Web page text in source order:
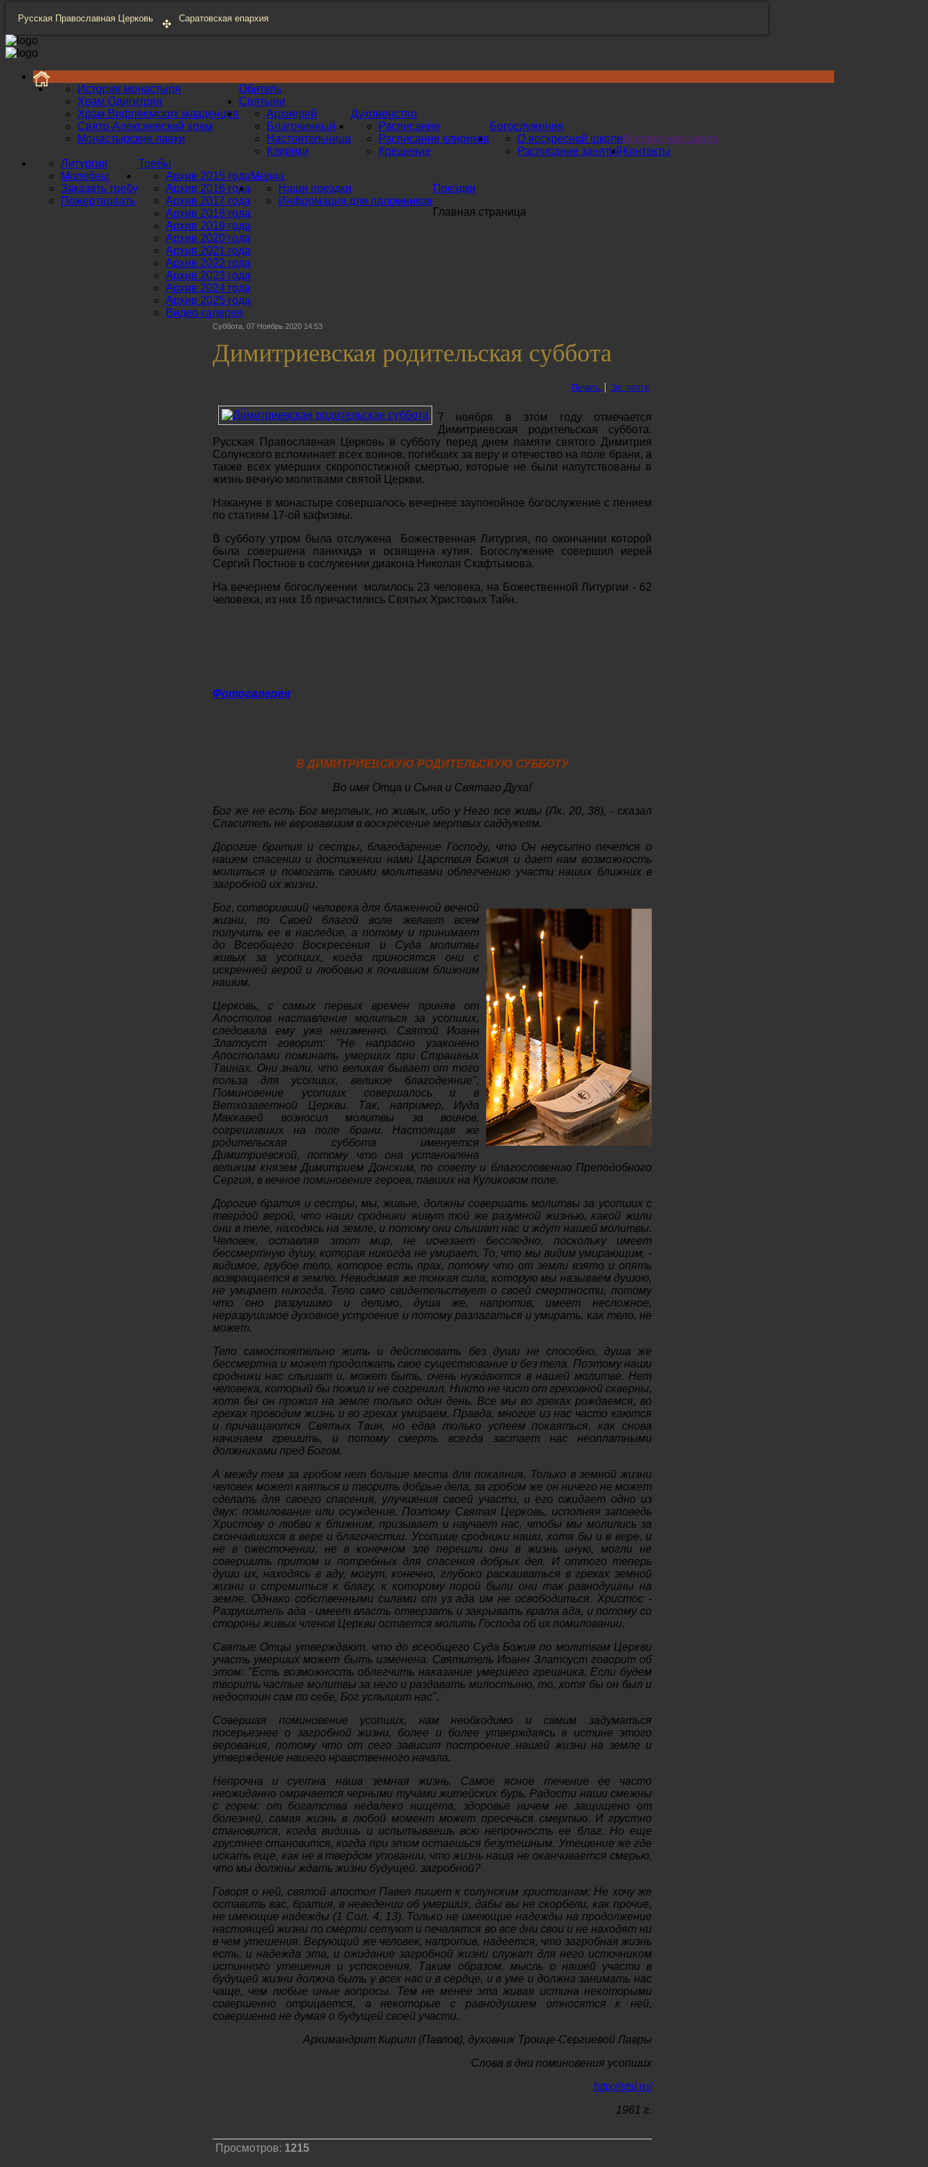
Русская Православная Церковь Саратовская епархия
Обитель
История монастыря
Храм Одигитрия
Храм Вифлеемских младенцев
Свято-Алексиевский храм
Монастырские лавки
Святыни
Духовенство
Архиерей
Благочинный
Настоятельница
Клирики
Богослужения
Расписание
Расписание клириков
Крещение
Воскресная школа
О воскресной школе
Расписание занятий Контакты
Требы
Литургия
Молебны
Заказать требу
Пожертвовать
Медиа
Архив 2015 года
Архив 2016 года
Архив 2017 года
Архив 2018 года
Архив 2019 года
Архив 2020 года
Архив 2021 года
Архив 2022 года
Архив 2023 года
Архив 2024 года
Архив 2025 года
Видео-галерея
Поездки
Наши поездки
Информация для паломников
Главная страница
Суббота, 07 Ноябрь 2020 14:53
Димитриевская родительская суббота
Печать Эл. почта
7 ноября в этом году отмечается
Димитриевская родительская суббота.
Русская Православная Церковь в субботу перед днем памяти святого Димитрия
Солунского вспоминает всех воинов, погибших за веру и отечество на поле брани, а
также всех умерших скоропостижной смертью, которые не были напутствованы в
жизнь вечную молитвами святой Церкви.
Накануне в монастыре совершалось вечернее заупокойное богослужение с пением
по статиям 17-ой кафизмы.
В субботу утром была отслужена
Божественная Литургия, по окончании которой
была совершена панихида и освящена кутия. Богослужение совершил иерей
Сергий Постнов в сослужении диакона Николая Скафтымова.
На вечернем богослужении молилось 23 человека, на Божественной Литургии - 62
человека, из них 16 причастились Святых Христовых Тайн.
Фотогалерея
В ДИМИТРИЕВСКУЮ РОДИТЕЛЬСКУЮ СУББОТУ
Во имя Отца и Сына и Святаго Духа!
Бог же не есть Бог мертвых, но живых, ибо у Него все живы (Лк. 20, 38), - сказал
Спаситель не веровавшим в воскресение мертвых саддукеям.
Дорогие братия и сестры, благодарение Господу, что Он неусыпно печется о
нашем спасении и достижении нами Царствия Божия и дает нам возможность
молиться и помогать своими молитвами облегчению участи наших ближних в
загробной их жизни.
Бог, сотворивший человека для блаженной вечной
жизни, по Своей благой воле желает всем
получить ее в наследие, а потому и принимает
до Всеобщего Воскресения и Суда молитвы
живых за усопших, когда приносятся они с
искренней верой и любовью к почившим ближним
нашим.
Церковь, с самых первых времен приняв от
Апостолов наставление молиться за усопших,
следовала ему уже неизменно. Святой Иоанн
Златоуст говорит: "Не напрасно узаконено
Апостолами поминать умерших при Страшных
Таинах. Они знали, что великая бывает от того
польза для усопших, великое благодеяние".
Поминовение усопших совершалось и в
Ветхозаветной Церкви. Так, например, Иуда
Маккавей возносил молитвы за воинов,
согрешивших на поле брани. Настоящая же
родительская суббота именуется
Димитриевской, потому что она установлена
великим князем Димитрием Донским, по совету и благословению Преподобного
Сергия, в вечное поминовение героев, павших на Куликовом поле.
Дорогие братия и сестры, мы, живые, должны совершать молитвы за усопших с
твердой верой, что наши сродники живут той же разумной жизнью, какой жили
они в теле, находясь на земле, и потому они слышат нас и ждут нашей молитвы.
Человек, оставляя этот мир, не исчезает бесследно, поскольку имеет
бессмертную душу, которая никогда не умирает. То, что мы видим умирающим, -
видимое, грубое тело, которое есть прах, потому что от земли взято и опять
возвращается в землю. Невидимая же тонкая сила, которую мы называем душою,
не умирает никогда. Тело само свидетельствует о своей смертности, потому
что оно разрушимо и делимо, душа же, напротив, имеет несложное,
неразрушимое духовное устроение и потому разлагаться и умирать, как тело, не
может.
Тело самостоятельно жить и действовать без души не способно, душа же
бессмертна и может продолжать свое существование и без тела. Поэтому наши
сродники нас слышат и, может быть, очень нуждаются в нашей молитве. Нет
человека, который бы пожил и не согрешил. Никто не чист от греховной скверны,
хотя бы он прожил на земле только один день. Все мы во грехах рождаемся, во
грехах проводим жизнь и во грехах умираем. Правда, многие из нас часто каются
и причащаются Святых Таин, но едва только успеем покаяться, как снова
начинаем грешить, и потому смерть всегда застает нас неоплатными
должниками пред Богом.
А между тем за гробом нет больше места для покаяния. Только в земной жизни
человек может каяться и творить добрые дела, за гробом же он ничего не может
сделать для своего спасения, улучшения своей участи, и его ожидает одно из
двух: помилование или осуждение. Поэтому Святая Церковь, исполняя заповедь
Христову о любви к ближним, призывает и научает нас, чтобы мы молились за
скончавшихся в вере и благочестии. Усопшие сродники наши, хотя бы и в вере, и
не в ожесточении, не в конечном зле перешли они в жизнь иную, могли не
совершить притом и потребных для спасения добрых дел. И оттого теперь
души их, находясь в аду, могут, конечно, глубоко раскаиваться в грехах земной
жизни и стремиться к благу, к которому порой были они так равнодушны на
земле. Однако собственными силами от уз ада им не освободиться. Христос -
Разрушитель ада - имеет власть отверзать и закрывать врата ада, и потому со
стороны живых членов Церкви остается молить Господа об их помиловании.
Святые Отцы утверждают, что до всеобщего Суда Божия по молитвам Церкви
участь умерших может быть изменена. Святитель Иоанн Златоуст говорит об
этом: "Есть возможность облегчить наказание умершего грешника. Если будем
творить частые молитвы за него и раздавать милостыню, то, хотя бы он был и
недостоин сам по себе, Бог услышит нас".
Совершая поминовение усопших, нам необходимо и самим задуматься
посерьезнее о загробной жизни, более и более утверждаясь в истине этого
верования, потому что от сего зависит построение нашей жизни на земле и
утверждение нашего нравственного начала.
Непрочна и суетна наша земная жизнь. Самое ясное течение ее часто
неожиданно омрачается черными тучами житейских бурь. Радости наши смежны
с горем: от богатства недалеко нищета, здоровье ничем не защищено от
болезней, самая жизнь в любой момент может пресечься смертью. И грустно
становится, когда видишь и испытываешь всю непрочность ее благ. Но еще
грустнее становится, когда при этом остаешься безутешным. Утешение же где
искать еще, как не в твердом уповании, что жизнь наша не оканчивается смерью,
что мы должны ждать жизни будущей, загробной?
Говоря о ней, святой апостол Павел пишет к солунским христианам: Не хочу же
оставить вас, братия, в неведении об умерших, дабы вы не скорбели, как прочие,
не имеющие надежды (1 Сол. 4, 13). Только не имеющие надежды на продолжение
настоящей жизни по смерти сетуют и печалятся во все дни свои и не находят ни
в чем утешения. Верующий же человек, напротив, надеется, что загробная жизнь
есть, и надежда эта, и ожидание загробной жизни служат для него источником
истинного утешения и успокоения. Таким образом, мысль о нашей участи в
будущей жизни должна быть у всех нас и в сердце, и в уме и должна занимать нас
чаще, чем любые иные вопросы. Тем не менее эта живая истина некоторыми
совершенно отрицается, а некоторые с равнодушием относятся к ней,
совершенно не думая о будущей своей участи.
Архимандрит Кирилл (Павлов), духовник Троице-Сергиевой Лавры
Слова в дни поминовения усопших
http://stsl.ru/
1961 г.
Просмотров: 1215